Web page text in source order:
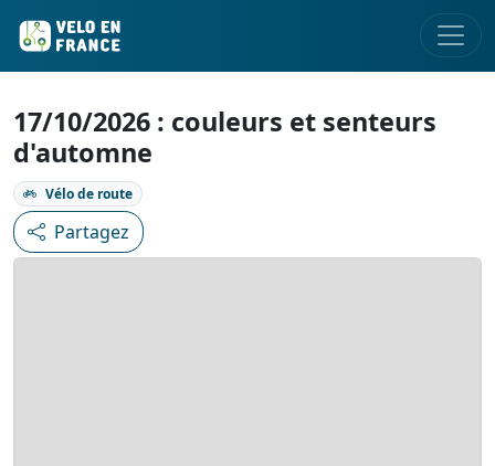
17/10/2026 : couleurs et senteurs
d'automne
Vélo de route
Partagez